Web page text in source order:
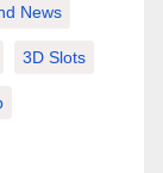
News
3D Slots